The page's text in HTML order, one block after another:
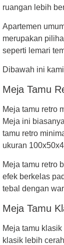
ruangan lebih
Apartemen
merupakan
seperti lemari
Dibawah ini
Meja Tamu
Meja tamu retro
Meja ini
tamu retro
ukuran
Meja tamu retro
efek berkelas
tebal dengan
Meja Tamu
Meja tamu
klasik lebih